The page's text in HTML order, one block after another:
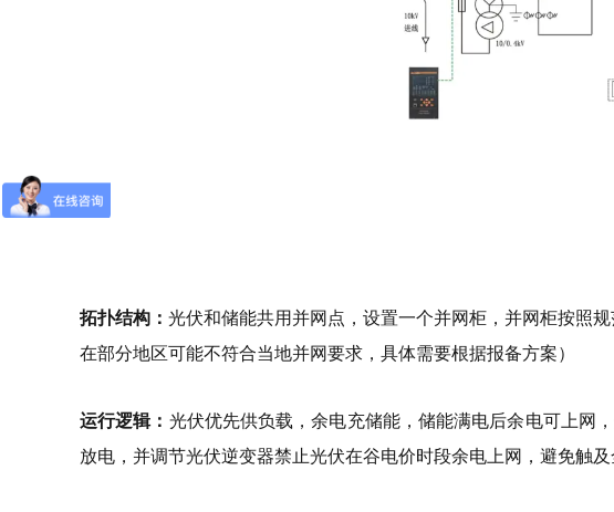
拓扑结构： 光伏和储能共用并网点，设置一个并网柜，并网柜按照
在部分地区可能不符合当地并网要求，具体需要根据报备方案）
运行逻辑： 光伏优先供负载，余电充储能，储能满电后余电可上网
放电，并调节光伏逆变器禁止光伏在谷电价时段余电上网，避免触及